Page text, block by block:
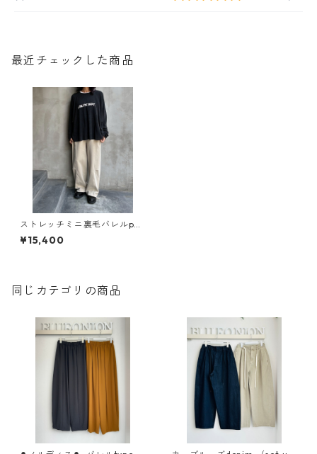
最近チェックした商品
ストレッチミニ裏毛バレルpan
¥15,400
同じカテゴリの商品